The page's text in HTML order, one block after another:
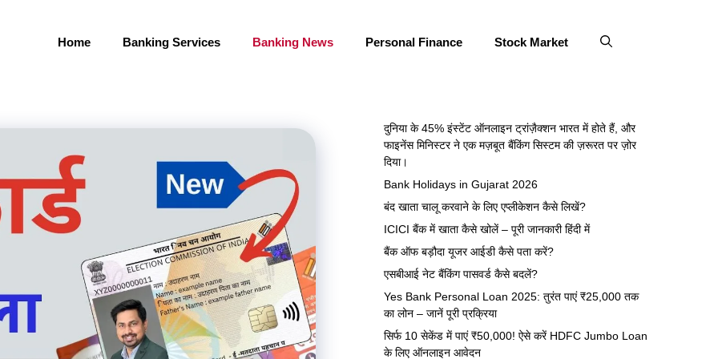
Home Banking Services Banking News Personal Finance Stock Market
दुनिया के 45% इंस्टेंट ऑनलाइन ट्रांज़ैक्शन भारत में होते हैं, और
फाइनेंस मिनिस्टर ने एक मज़बूत बैंकिंग सिस्टम की ज़रूरत पर ज़ोर
दिया।
Bank Holidays in Gujarat 2026
बंद खाता चालू करवाने के लिए एप्लीकेशन कैसे लिखें?
ICICI बैंक में खाता कैसे खोलें – पूरी जानकारी हिंदी में
बैंक ऑफ बड़ौदा यूजर आईडी कैसे पता करें?
एसबीआई नेट बैंकिंग पासवर्ड कैसे बदलें?
Yes Bank Personal Loan 2025: तुरंत पाएं ₹25,000 तक
का लोन – जानें पूरी प्रक्रिया
सिर्फ 10 सेकेंड में पाएं ₹50,000! ऐसे करें HDFC Jumbo Loan
के लिए ऑनलाइन आवेदन